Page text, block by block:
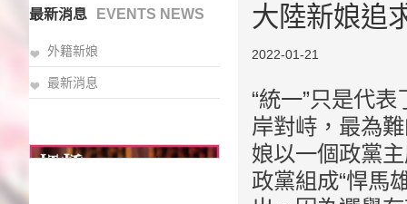
最新消息 EVENTS NEWS
外籍新娘
最新消息
大陸新娘追
2022-01-21
“統一”只是代
岸對峙，最為
娘以一個政黨
政黨組成“悍馬